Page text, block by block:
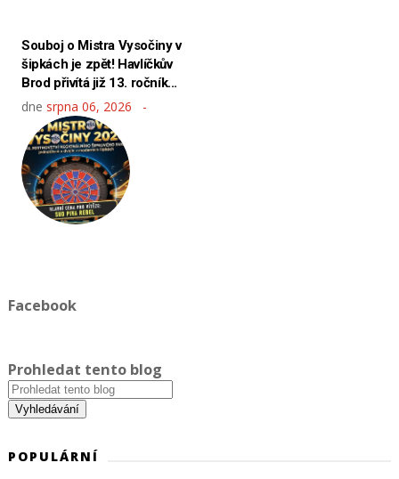
Souboj o Mistra Vysočiny v
šipkách je zpět! Havlíčkův
Brod přivítá již 13. ročník...
dne srpna 06, 2026
Facebook
Prohledat tento blog
POPULÁRNÍ